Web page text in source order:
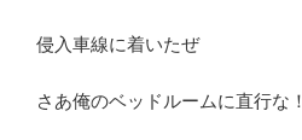
侵入車線に着いたぜ
さあ俺のベッドルームに直行な！